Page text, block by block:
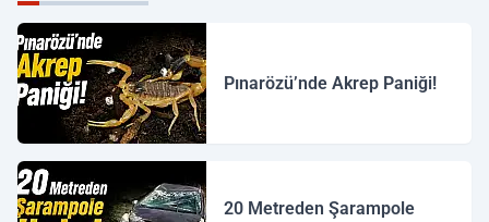
Pınarözü’nde Akrep Paniği!
20 Metreden Şarampole